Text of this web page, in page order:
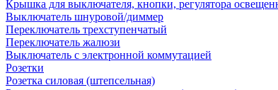
Крышка для выключателя, кнопки, регулятора
Выключатель шнуровой/диммер
Переключатель трехступенчатый
Переключатель жалюзи
Выключатель с электронной коммутацией
Розетки
Розетка силовая (штепсельная)